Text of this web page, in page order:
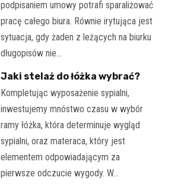
podpisaniem umowy potrafi sparaliżować
pracę całego biura. Równie irytująca jest
sytuacja, gdy żaden z leżących na biurku
długopisów nie…
Jaki stelaż do łóżka wybrać?
Kompletując wyposażenie sypialni,
inwestujemy mnóstwo czasu w wybór
ramy łóżka, która determinuje wygląd
sypialni, oraz materaca, który jest
elementem odpowiadającym za
pierwsze odczucie wygody. W…